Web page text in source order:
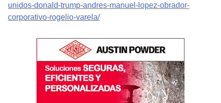
unidos-donald-trump-andres-manuel-lopez-obrador-
corporativo-rogelio-varela/